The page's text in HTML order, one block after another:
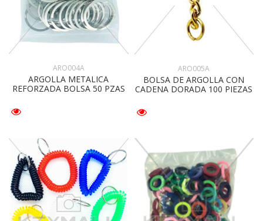
ARO004A
ARGOLLA METALICA
REFORZADA BOLSA 50 PZAS
ARO005A
BOLSA DE ARGOLLA CON
CADENA DORADA 100 PIEZAS